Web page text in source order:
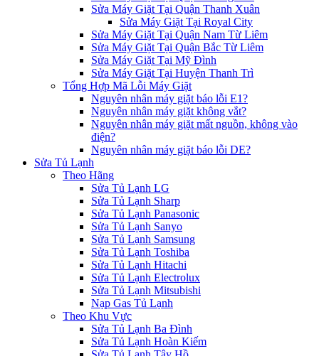
Sửa Máy Giặt Tại Quận Thanh Xuân
Sửa Máy Giặt Tại Royal City
Sửa Máy Giặt Tại Quận Nam Từ Liêm
Sửa Máy Giặt Tại Quận Bắc Từ Liêm
Sửa Máy Giặt Tại Mỹ Đình
Sửa Máy Giặt Tại Huyện Thanh Trì
Tổng Hợp Mã Lỗi Máy Giặt
Nguyên nhân máy giặt báo lỗi E1?
Nguyên nhân máy giặt không vắt?
Nguyên nhân máy giặt mất nguồn, không vào
điện?
Nguyên nhân máy giặt báo lỗi DE?
Sửa Tủ Lạnh
Theo Hãng
Sửa Tủ Lạnh LG
Sửa Tủ Lạnh Sharp
Sửa Tủ Lạnh Panasonic
Sửa Tủ Lạnh Sanyo
Sửa Tủ Lạnh Samsung
Sửa Tủ Lạnh Toshiba
Sửa Tủ Lạnh Hitachi
Sửa Tủ Lạnh Electrolux
Sửa Tủ Lạnh Mitsubishi
Nạp Gas Tủ Lạnh
Theo Khu Vực
Sửa Tủ Lạnh Ba Đình
Sửa Tủ Lạnh Hoàn Kiếm